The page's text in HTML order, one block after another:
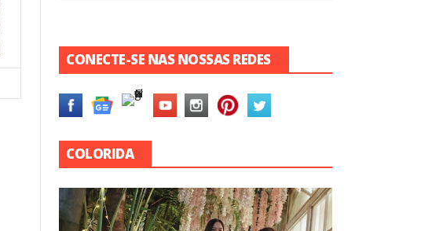
CONECTE-SE NAS NOSSAS REDES
COLORIDA